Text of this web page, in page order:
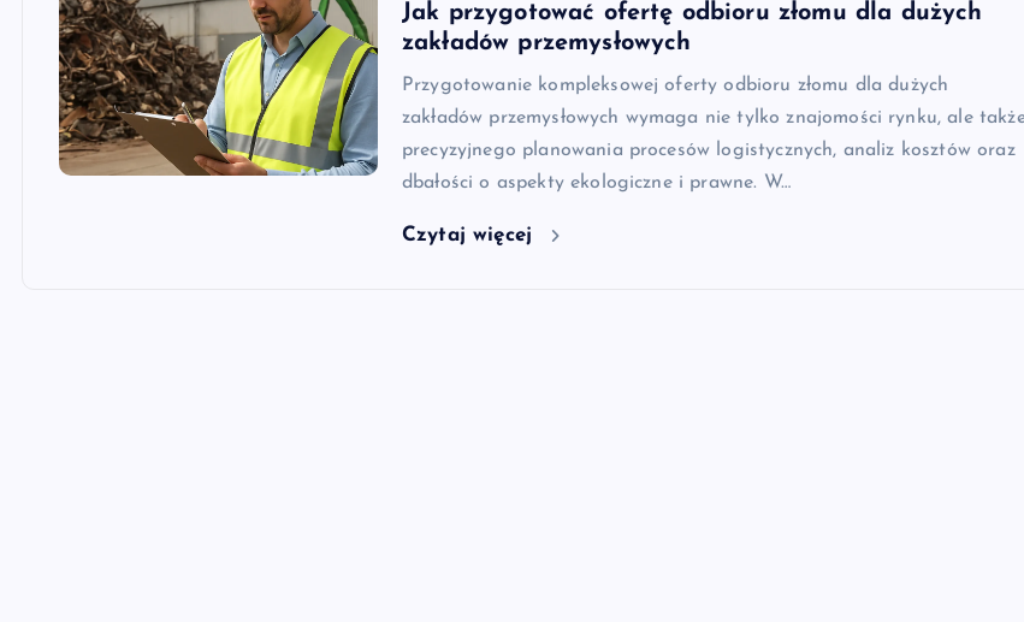
Jak przygotować ofertę odbioru złomu dla dużych
zakładów przemysłowych
Przygotowanie kompleksowej oferty odbioru złomu dla dużych
zakładów przemysłowych wymaga nie tylko znajomości rynku, ale
precyzyjnego planowania procesów logistycznych, analiz kosztów oraz
dbałości o aspekty ekologiczne i prawne. W…
Czytaj więcej